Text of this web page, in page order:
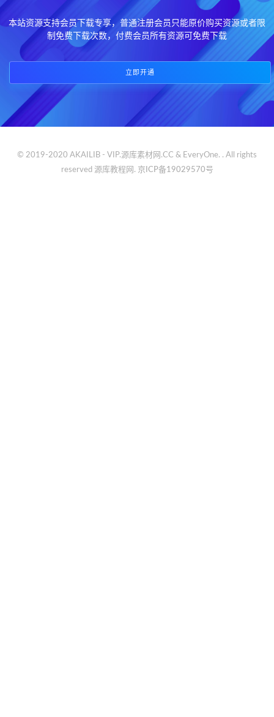
本站资源支持会员下载专享，普通注册会员只能原价购买资源或者限
制免费下载次数，付费会员所有资源可免费下载
立即开通
© 2019-2020 AKAILIB - VIP.源库素材网.CC & EveryOne. . All rights
reserved 源库教程网. 京ICP备19029570号